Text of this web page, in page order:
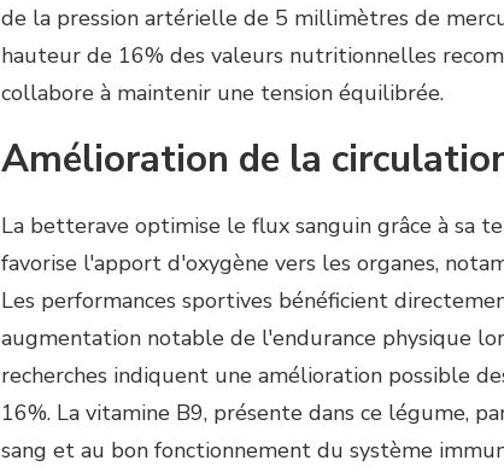
de la pression artérielle de 5 millimètres de
hauteur de 16% des valeurs nutritionnelles
collabore à maintenir une tension équilibrée.
Amélioration de la
La betterave optimise le flux sanguin grâce à sa
favorise l'apport d'oxygène vers les organes,
Les performances sportives bénéficient
augmentation notable de l'endurance physique
recherches indiquent une amélioration possible
16%. La vitamine B9, présente dans ce légume,
sang et au bon fonctionnement du système